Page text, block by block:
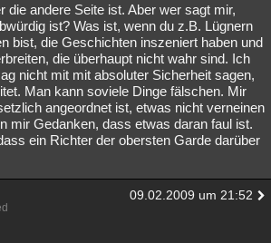
die andere Seite ist. Aber wer sagt mir,
ist? Was ist, wenn du z.B. Lügnern
bist, die Geschichten inszeniert haben und
die überhaupt nicht wahr sind. Ich
nicht mit mit absoluter Sicherheit sagen,
Man kann soviele Dinge fälschen. Mir
angeordnet ist, etwas nicht verneinen
mir Gedanken, dass etwas daran faul ist.
ein Richter der obersten Garde darüber
09.02.2009 um 21:52